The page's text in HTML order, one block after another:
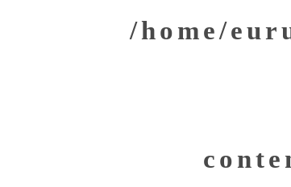
/home/